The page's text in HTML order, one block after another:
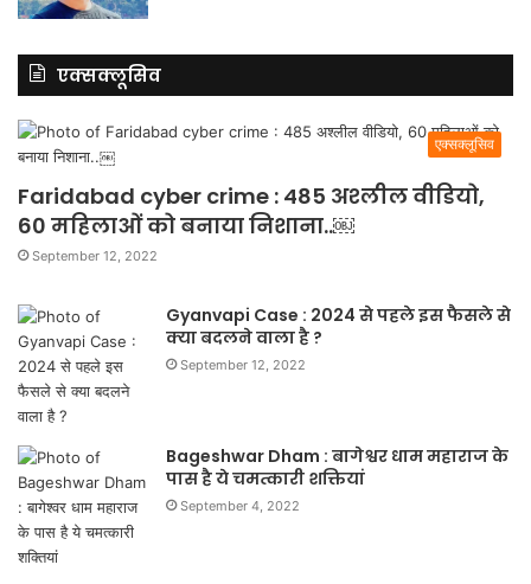
एक्सक्लूसिव
एक्सक्लूसिव
Faridabad cyber crime : 485 अश्लील वीडियो,
60 महिलाओं को बनाया निशाना..￼
September 12, 2022
Gyanvapi Case : 2024 से पहले इस फैसले से
क्या बदलने वाला है ?
September 12, 2022
Bageshwar Dham : बागेश्वर धाम महाराज के
पास है ये चमत्कारी शक्तियां
September 4, 2022